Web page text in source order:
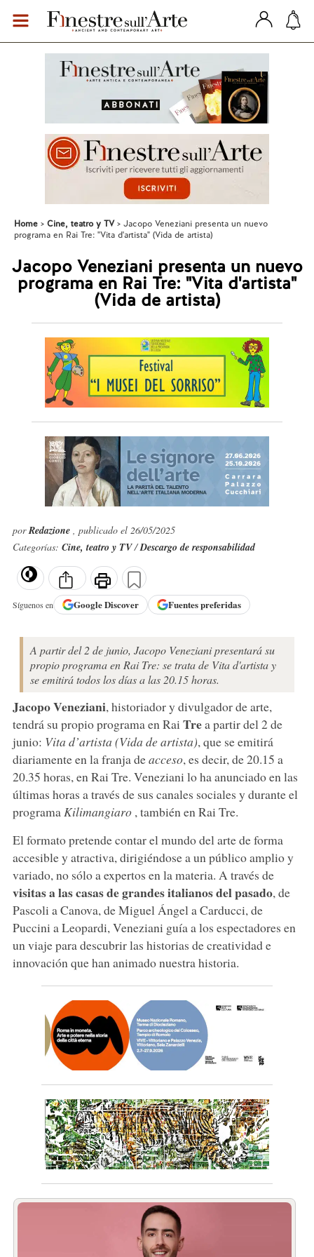
Home Cine, teatro y TV
Jacopo Veneziani presenta un nuevo
programa en Rai Tre: "Vita d'artista" (Vida de artista)
Jacopo Veneziani presenta un nuevo
programa en Rai Tre: "Vita d'artista"
(Vida de artista)
porRedazione , publicado el 26/05/2025
Categorías: Cine, teatro y TV/Descargo de responsabilidad
Síguenos en GoogleDiscover Fuentes preferidas
A partir del 2 de junio, Jacopo Veneziani presentará su
propio programa en Rai Tre: se trata de Vita d'artista y
se emitirá todos los días a las 20.15 horas.
Jacopo Veneziani, historiador y divulgador de arte,
tendrá su propio programa en Rai Trea partir del 2 de
junio: Vita d’artista (Vida de artista), que se emitirá
diariamente en la franja deacceso, es decir, de 20.15 a
20.35 horas, en Rai Tre. Veneziani lo ha anunciado en las
últimas horas a través de sus canales sociales y durante el
programa Kilimangiaro , también en Rai Tre.
El formato pretende contar el mundo del arte de forma
accesible y atractiva, dirigiéndose a un público amplio y
variado, no sólo a expertos en la materia. A través de
visitas a las casas de grandes italianos del pasado, de
Pascoli a Canova, de Miguel Ángel a Carducci, de
Puccini a Leopardi, Veneziani guía a los espectadores en
un viaje para descubrir las historias de creatividad e
innovación que han animado nuestra historia.